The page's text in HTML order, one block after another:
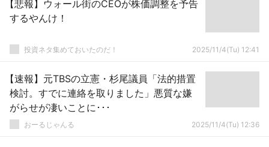
【悲報】ウォール街のCEOが株価調整を予告
するやんけ！
投資ネタ集めておいたのだ！ 2025/11/4(Tu) 12:41
【速報】元TBSの立憲・杉尾議員「法的措置
検討。すでに連絡を取りました」悪質な嫌
がらせが凄いことに･･･
おーるじゃんる 2025/11/4(Tu) 12:36